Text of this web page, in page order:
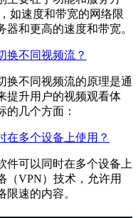
如速度和带宽的网络限
和更高的速度和带宽。
换不同视频流？
换不同视频流的原理是通
提升用户的视频观看体
的几个方面：
在多个设备上使用？
件可以同时在多个设备上
（VPN）技术，允许用
速的内容。